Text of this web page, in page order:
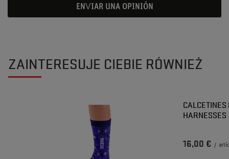
ENVIAR UNA OPINIÓN
ZAINTERESUJE CIEBIE RÓWNIEŻ
CALCETINES
HARNESSES
16,00 € /